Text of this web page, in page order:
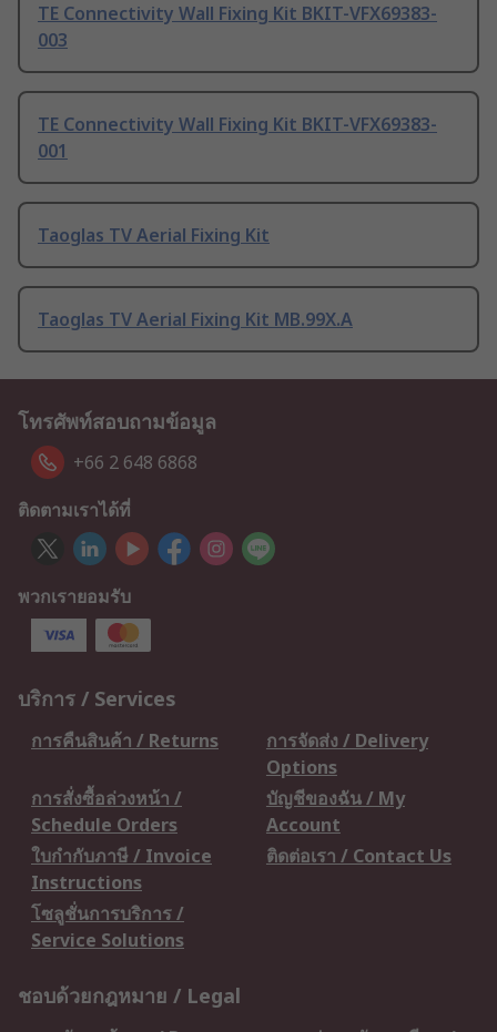
TE Connectivity Wall Fixing Kit BKIT-VFX69383-
003
TE Connectivity Wall Fixing Kit BKIT-VFX69383-
001
Taoglas TV Aerial Fixing Kit
Taoglas TV Aerial Fixing Kit MB.99X.A
โทรศัพท์สอบถามข้อมูล
+66 2 648 6868
ติดตามเราได้ที่
พวกเรายอมรับ
บริการ / Services
การคืนสินค้า / Returns
การจัดส่ง / Delivery
Options
การสั่งซื้อล่วงหน้า /
Schedule Orders
บัญชีของฉัน / My
Account
ใบกำกับภาษี / Invoice
Instructions
ติดต่อเรา / Contact Us
โซลูชั่นการบริการ /
Service Solutions
ชอบด้วยกฎหมาย / Legal